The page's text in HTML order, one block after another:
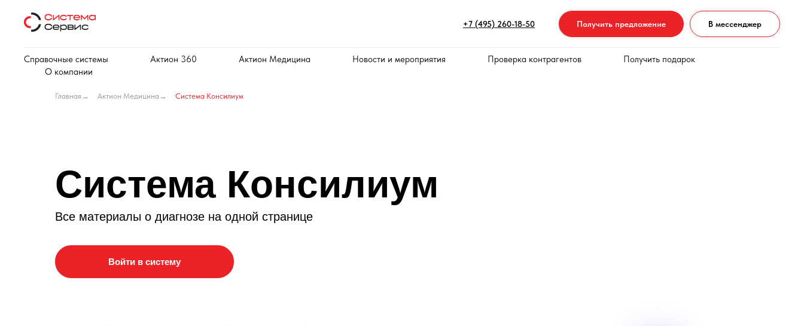
+7 (495) 260-18-50 Получить предложение В мессенджер
Справочные системы Актион 360 Актион Медицина Новости и мероприятия Проверка контрагентов
Получить подарок
О компании
Главная → Актион Медицина → Система Консилиум
Все материалы о диагнозе на одной странице
Система Консилиум
Войти в систему